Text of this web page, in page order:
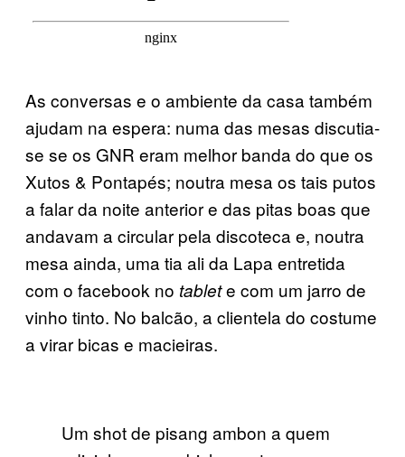
As conversas e o ambiente da casa também
ajudam na espera: numa das mesas discutia-
se se os GNR eram melhor banda do que os
Xutos & Pontapés; noutra mesa os tais putos
a falar da noite anterior e das pitas boas que
andavam a circular pela discoteca e, noutra
mesa ainda, uma tia ali da Lapa entretida
com o facebook no tablete com um jarro de
vinho tinto. No balcão, a clientela do costume
a virar bicas e macieiras.
Um shot de pisang ambon a quem